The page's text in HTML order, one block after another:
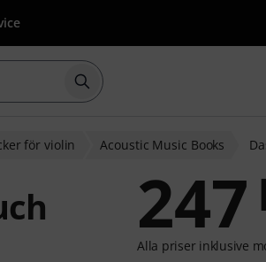
Börja sökningen med
för violin Acoustic Music Books
247
Alla priser inklusive